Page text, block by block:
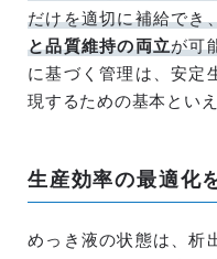
だけを適切に補給でき
と品質維持の両立が可
に基づく管理は、安定
現するための基本とい
生産効率の最適化
めっき液の状態は、析